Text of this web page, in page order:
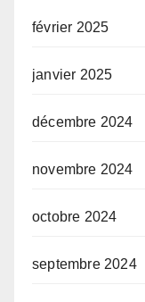
février 2025
janvier 2025
décembre 2024
novembre 2024
octobre 2024
septembre 2024